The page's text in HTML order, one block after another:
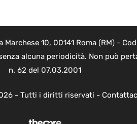
10, 00141 Roma (RM) -
alcuna periodicità. Non può
n. 62 del 07.03.2001
- Tutti i diritti riservati -